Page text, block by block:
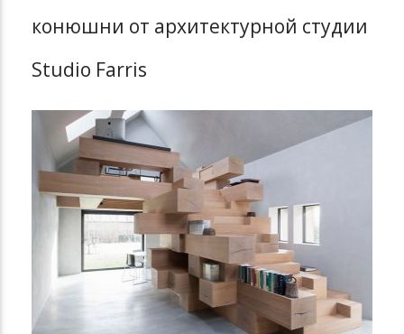
конюшни от архитектурной студии
Studio Farris